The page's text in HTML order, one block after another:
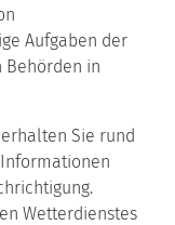
Aufgaben der
Behörden in
Sie rund
Wetterdienstes